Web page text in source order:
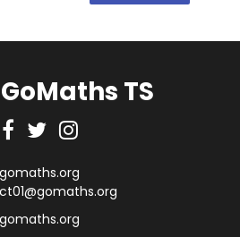
TS
gomaths.org
gomaths.org